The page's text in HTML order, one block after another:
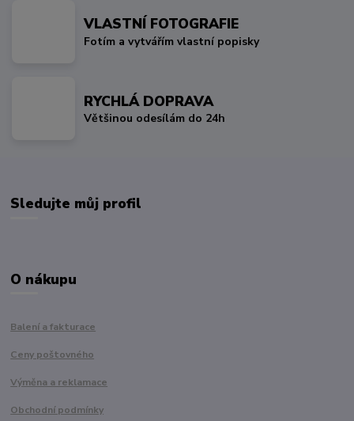
VLASTNÍ FOTOGRAFIE
Fotím a vytvářím vlastní popisky
RYCHLÁ DOPRAVA
Většinou odesílám do 24h
Sledujte můj profil
O nákupu
Balení a fakturace
Ceny poštovného
Výměna a reklamace
Obchodní podmínky